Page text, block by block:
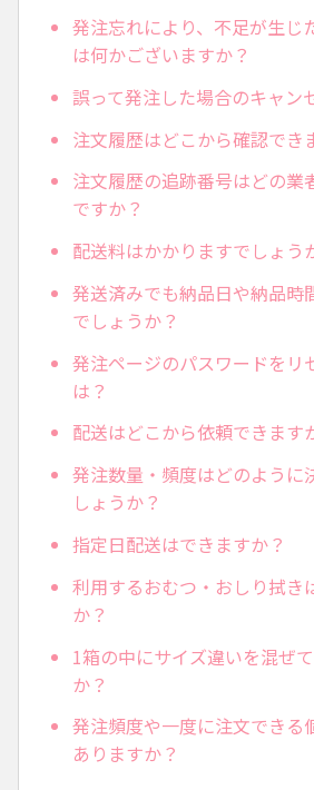
発注忘れにより、不足が生じ
は何かございますか？
誤って発注した場合のキャン
注文履歴はどこから確認でき
注文履歴の追跡番号はどの業
ですか？
配送料はかかりますでしょう
発送済みでも納品日や納品時
でしょうか？
発注ページのパスワードをリ
は？
配送はどこから依頼できます
発注数量・頻度はどのように
しょうか？
指定日配送はできますか？
利用するおむつ・おしり拭き
か？
1箱の中にサイズ違いを混ぜ
か？
発注頻度や一度に注文できる
ありますか？